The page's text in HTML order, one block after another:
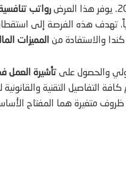
رواتب
مرن يتراوح بين 40 إلى 50 ساعة أسبوعياً. تهدف
كندا والاستفادة من المميزات
والحصول على تأشيرة العمل
التفاصيل التقنية
ظروف متغيرة هما المفتاح